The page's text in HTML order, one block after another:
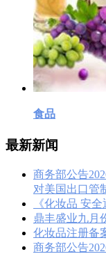
食品
最新新闻
商务部公告
对美国出口管
《化妆品 安
鼎丰盛业九月
化妆品注册备
商务部公告